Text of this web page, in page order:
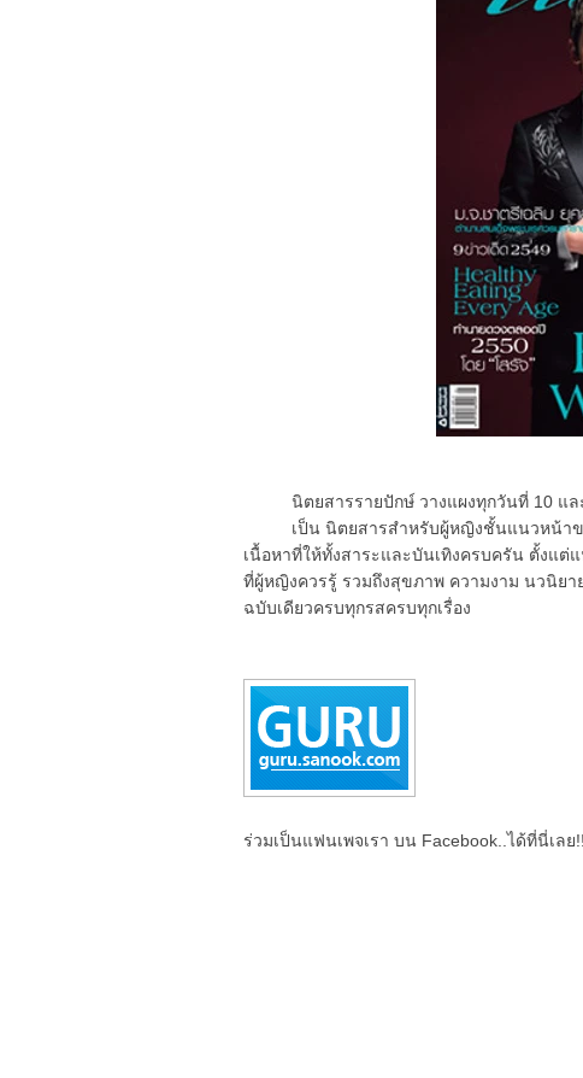
นิตยสารรายปักษ์ วางแผงทุกวันที่ 10 แ
เป็น นิตยสารสำหรับผู้หญิงชั้นแนวหน้าข
เนื้อหาที่ให้ทั้งสาระและบันเทิงครบครัน ตั้งแต่
ที่ผู้หญิงควรรู้ รวมถึงสุขภาพ ความงาม นวนิย
ฉบับเดียวครบทุกรสครบทุกเรื่อง
ร่วมเป็นแฟนเพจเรา บน Facebook..ได้ที่นี่เลย!!